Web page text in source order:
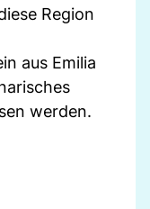
Region
aus Emilia
werden.